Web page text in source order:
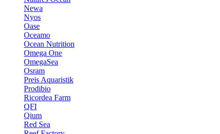
Newa
Nyos
Oase
Oceamo
Ocean Nutrition
Omega One
OmegaSea
Osram
Preis Aquaristik
Prodibio
Ricordea Farm
QFI
Qium
Red Sea